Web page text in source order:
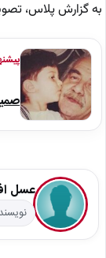
به گزارش پلاس،
عسل